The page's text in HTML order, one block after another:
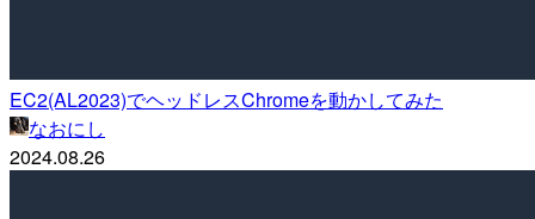
EC2(AL2023)でヘッドレスChromeを動かしてみた
なおにし
2024.08.26